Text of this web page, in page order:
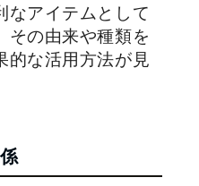
なアイテムとして
その由来や種類を
的な活用方法が見